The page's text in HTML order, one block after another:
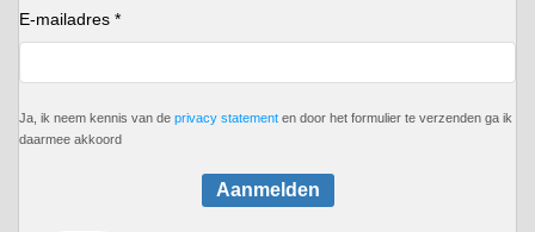
E-mailadres *
Ja, ik neem kennis van de privacy statement en door het formulier te verzenden ga ik
daarmee akkoord
Aanmelden